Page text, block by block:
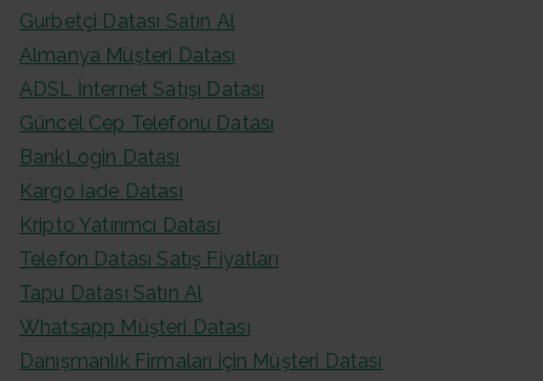
Gurbetçi Datası Satın Al
Almanya Müşteri Datası
ADSL İnternet Satışı Datası
Güncel Cep Telefonu Datası
BankLogin Datası
Kargo İade Datası
Kripto Yatırımcı Datası
Telefon Datası Satış Fiyatları
Tapu Datası Satın Al
Whatsapp Müşteri Datası
Danışmanlık Firmaları için Müşteri Datası